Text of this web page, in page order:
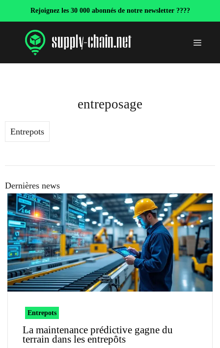
Rejoignez les 30 000 abonnés de notre newsletter ????
Menu
entreposage
Entrepots
Dernières news
Entrepots
La maintenance prédictive gagne du
terrain dans les entrepôts